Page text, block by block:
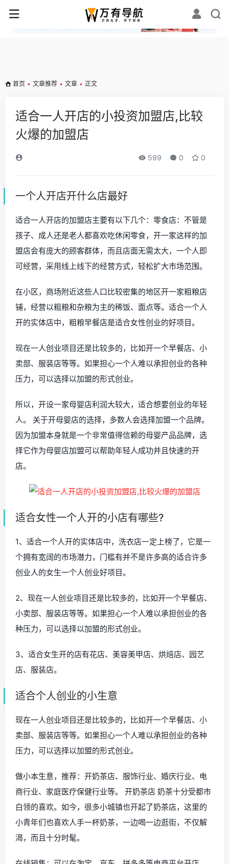
✕
首页 • 文章推荐 • 文章 • 正文
适合一人开店的小投资加盟店,比较
火爆的加盟店
599 0 0
一个人开店开什么店最好
适合一人开店的加盟店主要有以下几个：零食店：不管是
孩子、成人还是老人都喜欢吃休闲零食，开一家这样的加
盟店会有庞大的顾客群体，而且店面无需太大，一个人即
可经营，采用线上线下的经营方式，轻松扩大市场范围。
在小区，商场附近这些人口比较密集的地区开一家粗粮店
铺，经营以粗粮和杂粮为主的稀饭、面点等。适合一个人
开的实体店中，粗粮早餐店是适合女性创业的好项目。
现在一人创业项目还是比较多的，比如开一个早餐店、小
卖部、服装店等等。如果担心一个人难以承担创业的各种
压力，可以选择以加盟的形式创业。
所以，开设一家母婴店利润大较大，适合想要创业的年轻
人。 关于开母婴店的选择，多数人会选择加盟一个品牌。
因为加盟本身就是一个非常值得信赖的母婴产品品牌，选
择它作为母婴店加盟可以帮助年轻人成功并且快速的开
店。
适合女性一个人开的小店有哪些?
1、适合一个人开的实体店中，洗衣店一定上榜了，它是一
个拥有宽阔的市场潜力，门槛有并不是许多高的适合许多
创业人的女生一个人创业好项目。
2、现在一人创业项目还是比较多的，比如开一个早餐店、
小卖部、服装店等等。如果担心一个人难以承担创业的各
种压力，可以选择以加盟的形式创业。
3、适合女生开的店有花店、美容美甲店、烘焙店、园艺
店、服装店。
适合个人创业的小生意
现在一人创业项目还是比较多的，比如开一个早餐店、小
卖部、服装店等等。如果担心一个人难以承担创业的各种
压力，可以选择以加盟的形式创业。
做小本生意，推荐：开奶茶店、服饰行业、婚庆行业、电
商行业、家庭医疗保健行业等。 开奶茶店 奶茶十分受都市
白领的喜欢。如今，很多小城镇也开起了奶茶店，这里的
小青年们也喜欢人手一杯奶茶，一边喝一边逛街，不仅解
渴，而且十分时髦。